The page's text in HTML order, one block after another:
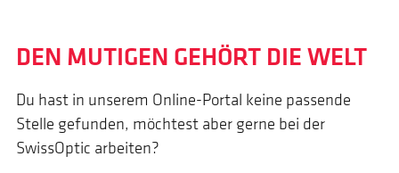
DEN MUTIGEN GEHÖRT DIE WELT
Du hast in unserem Online-Portal keine passende
Stelle gefunden, möchtest aber gerne bei der
SwissOptic arbeiten?